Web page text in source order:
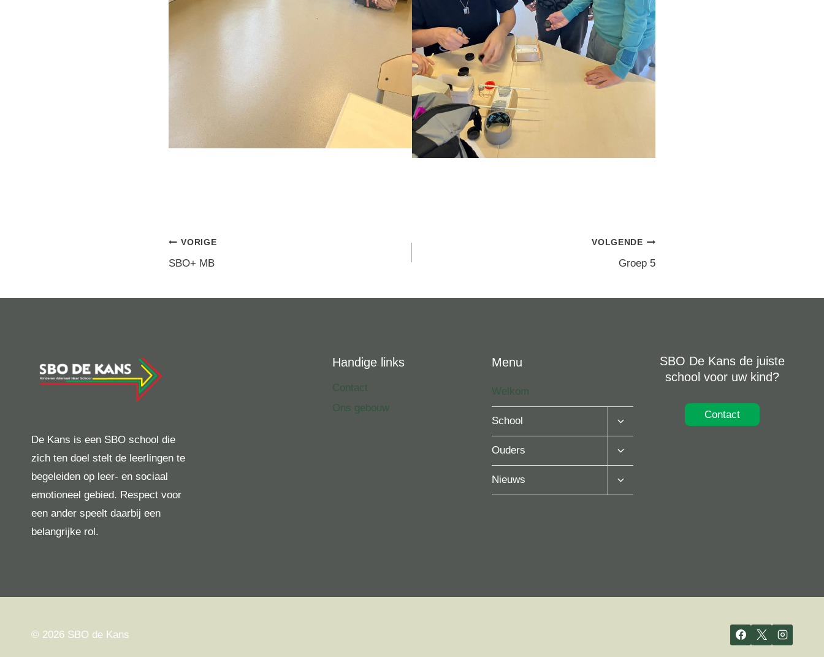
Berichtnavigatie
VORIGE
SBO+ MB
VOLGENDE
Groep 5
De Kans is een SBO school die
zich ten doel stelt de leerlingen te
begeleiden op leer- en sociaal
emotioneel gebied. Respect voor
een ander speelt daarbij een
belangrijke rol.
Handige links
Contact
Ons gebouw
Menu
Welkom
School
Toggle
Ouders
Toggle
Nieuws
Toggle
SBO De Kans de juiste
school voor uw kind?
Contact
© 2026 SBO de Kans